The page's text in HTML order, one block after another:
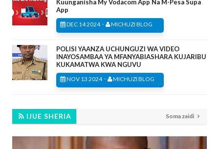
Kuunganisha My Vodacom App Na M-Pesa Supa
App
DEC 14 2024- MICHUZI BLOG
POLISI YAANZA UCHUNGUZI WA VIDEO
INAYOSAMBAA YA MFANYABIASHARA KUJARIBU
KUKAMATWA KWA NGUVU
NOV 13 2024- MICHUZI BLOG
IJUE SHERIA Soma zaidi